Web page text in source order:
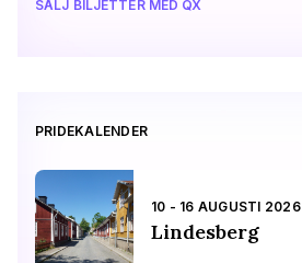
SÄLJ BILJETTER MED QX
PRIDEKALENDER
10 - 16 AUGUSTI 2026
Lindesberg